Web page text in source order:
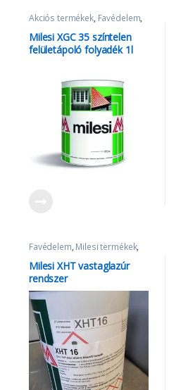
Akciós termékek, Favédelem,
Milesi XGC 35 színtelen
felületápoló folyadék 1l
Favédelem, Milesi termékek,
Vízbázisú lazúrok XHT Milesi
Milesi XHT vastaglazúr
rendszer